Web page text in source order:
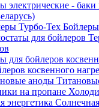
электрические - баки
косвенного